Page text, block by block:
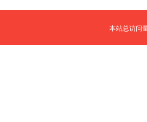
本站总访问